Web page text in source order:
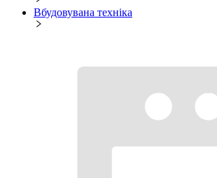
Вбудовувана техніка